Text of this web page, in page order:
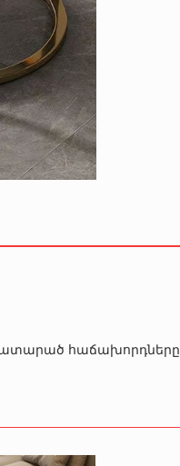
կատարած հաճախորդները